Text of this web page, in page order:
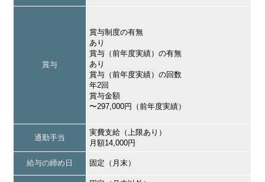
賞与
賞与制度の有無
あり
賞与（前年度実績）の有無
あり
賞与（前年度実績）の回数
年2回
賞与金額
〜297,000円（前年度実績）
通勤手当
実費支給（上限あり）
月額14,000円
給与の締め日 固定（月末）